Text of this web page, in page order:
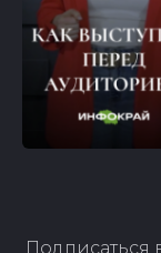
Подписаться